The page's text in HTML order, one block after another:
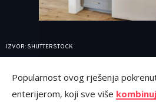
IZVOR: SHUTTERSTOCK
Popularnost ovog rješenja
enterijerom, koji sve više